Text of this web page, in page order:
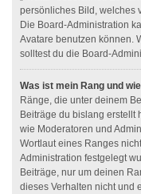
persönliches Bild, welches
Die Board-Administration
Avatare benutzen können.
solltest du die Board-
Was ist mein Rang und
Ränge, die unter deinem
Beiträge du bislang erstellt
wie Moderatoren und
Wortlaut eines Ranges
Administration festgelegt
Beiträge, nur um deinen
dieses Verhalten nicht und